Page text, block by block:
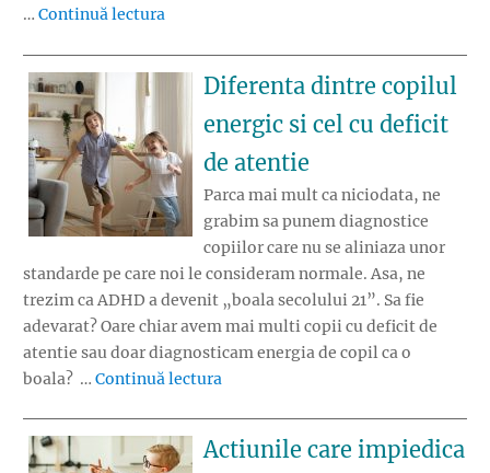
… Continuă lectura
Diferenta dintre copilul
energic si cel cu deficit
de atentie
Parca mai mult ca niciodata, ne
grabim sa punem diagnostice
copiilor care nu se aliniaza unor
standarde pe care noi le consideram normale. Asa, ne
trezim ca ADHD a devenit „boala secolului 21”. Sa fie
adevarat? Oare chiar avem mai multi copii cu deficit de
atentie sau doar diagnosticam energia de copil ca o
boala? … Continuă lectura
Actiunile care impiedica